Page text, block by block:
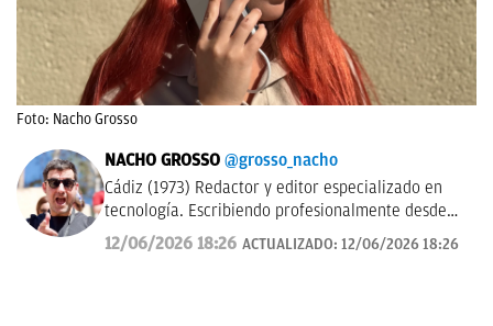
Foto: Nacho Grosso
NACHO GROSSO @grosso_nacho
Cádiz (1973) Redactor y editor especializado en
tecnología. Escribiendo profesionalmente desde
2017 para medios de difusión y blogs en español.
12/06/2026 18:26 ACTUALIZADO: 12/06/2026 18:26